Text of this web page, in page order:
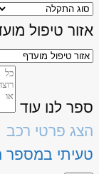
אזור טיפול
ספר לנו עוד
הצג פרטי רכב
טעיתי במספר